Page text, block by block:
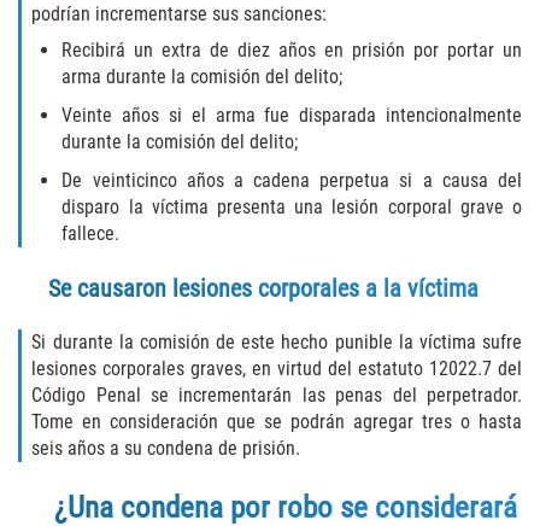
Acecho
Amenazas Criminales
Agresión Doméstica
Lesión Corporal a un Cónyuge
Orden de Restricción Permanente
Orden de Restricción Temporal
podrían incrementarse sus sanciones:
Recibirá un extra de diez años en prisión por portar un
arma durante la comisión del delito;
Veinte años si el arma fue disparada intencionalmente
durante la comisión del delito;
De veinticinco años a cadena perpetua si a causa del
disparo la víctima presenta una lesión corporal grave o
fallece.
Se causaron lesiones corporales a la víctima
Si durante la comisión de este hecho punible la víctima sufre
lesiones corporales graves, en virtud del estatuto 12022.7 del
Código Penal se incrementarán las penas del perpetrador.
Tome en consideración que se podrán agregar tres o hasta
seis años a su condena de prisión.
¿Una condena por robo se considerará